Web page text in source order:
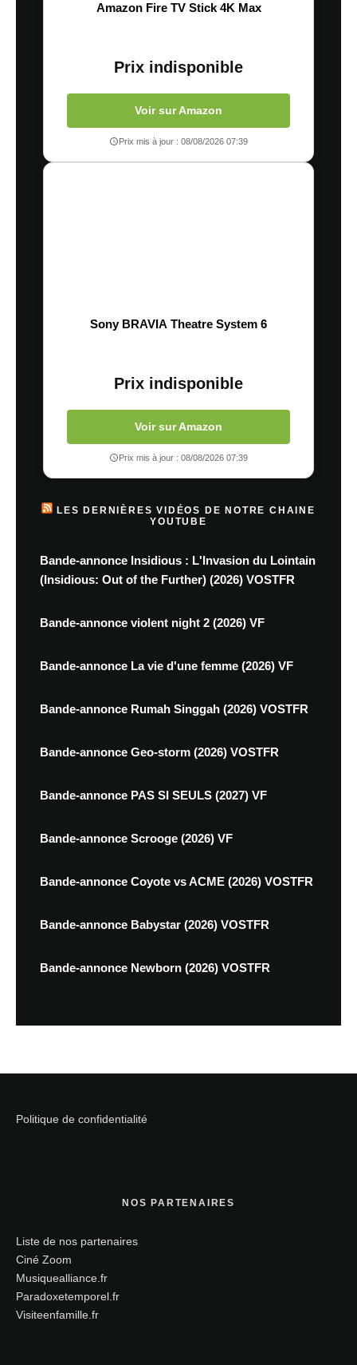
Amazon Fire TV Stick 4K Max
Prix indisponible
Voir sur Amazon
Prix mis à jour : 08/08/2026 07:39
Sony BRAVIA Theatre System 6
Prix indisponible
Voir sur Amazon
Prix mis à jour : 08/08/2026 07:39
LES DERNIÈRES VIDÉOS DE NOTRE CHAINE
YOUTUBE
Bande-annonce Insidious : L'Invasion du Lointain
(Insidious: Out of the Further) (2026) VOSTFR
Bande-annonce violent night 2 (2026) VF
Bande-annonce La vie d'une femme (2026) VF
Bande-annonce Rumah Singgah (2026) VOSTFR
Bande-annonce Geo-storm (2026) VOSTFR
Bande-annonce PAS SI SEULS (2027) VF
Bande-annonce Scrooge (2026) VF
Bande-annonce Coyote vs ACME (2026) VOSTFR
Bande-annonce Babystar (2026) VOSTFR
Bande-annonce Newborn (2026) VOSTFR
Politique de confidentialité
NOS PARTENAIRES
Liste de nos partenaires
Ciné Zoom
Musiquealliance.fr
Paradoxetemporel.fr
Visiteenfamille.fr